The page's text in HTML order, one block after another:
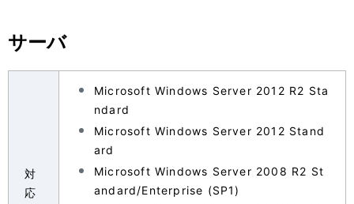
サーバ
対
応
Microsoft Windows Server 2012 R2 Sta
ndard
Microsoft Windows Server 2012 Stand
ard
Microsoft Windows Server 2008 R2 St
andard/Enterprise (SP1)